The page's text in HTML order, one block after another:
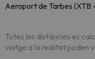
Aeroport de Tarbes (XTB
Totes les distàncies es
viatge a la realitat poden